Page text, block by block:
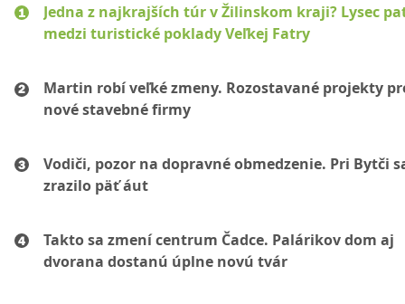
Jedna z najkrajších túr v Žilinskom kraji? Lysec
medzi turistické poklady Veľkej Fatry
Martin robí veľké zmeny. Rozostavané projekty
nové stavebné firmy
Vodiči, pozor na dopravné obmedzenie. Pri Bytči
zrazilo päť áut
Takto sa zmení centrum Čadce. Palárikov dom aj
dvorana dostanú úplne novú tvár